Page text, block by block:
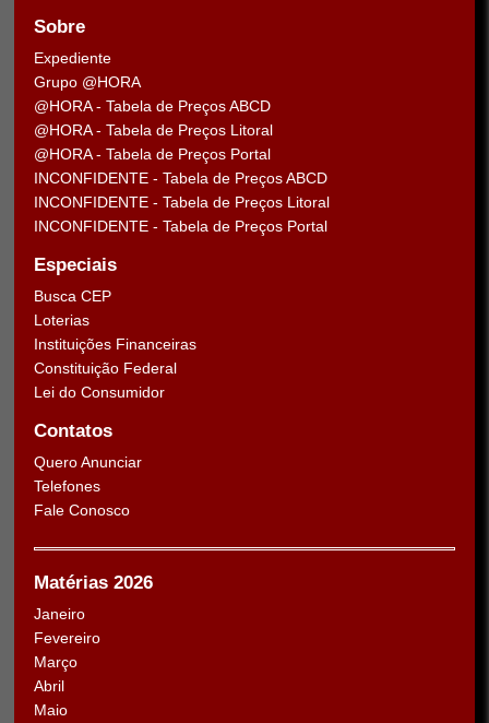
Sobre
Expediente
Grupo @HORA
@HORA - Tabela de Preços ABCD
@HORA - Tabela de Preços Litoral
@HORA - Tabela de Preços Portal
INCONFIDENTE - Tabela de Preços ABCD
INCONFIDENTE - Tabela de Preços Litoral
INCONFIDENTE - Tabela de Preços Portal
Especiais
Busca CEP
Loterias
Instituições Financeiras
Constituição Federal
Lei do Consumidor
Contatos
Quero Anunciar
Telefones
Fale Conosco
Matérias 2026
Janeiro
Fevereiro
Março
Abril
Maio